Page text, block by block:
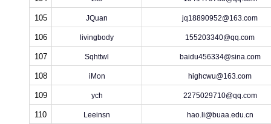
105 JQuan jq18890952@163.com
106 livingbody 155203340@qq.com
107 Sqhttwl baidu456334@sina.com
108 iMon highcwu@163.com
109 ych 2275029710@qq.com
110 Leeinsn hao.li@buaa.edu.cn